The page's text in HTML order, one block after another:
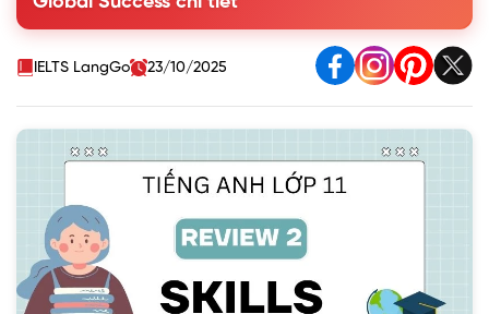
2. Speaking - Green Technologies in Vietnam
4. Writing - Proposal for Youth Event
IELTS LangGo 23/10/2025